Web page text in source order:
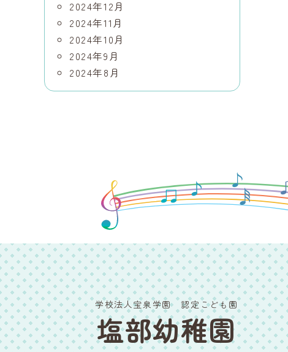
2024年12月
2024年11月
2024年10月
2024年9月
2024年8月
学校法人宝泉学園 認定こども園
塩部幼稚園